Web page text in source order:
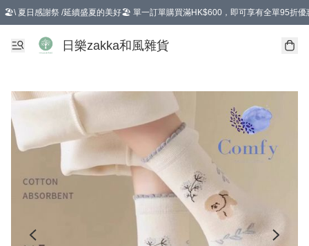
🏖️\ 夏日感謝祭 /延續盛夏的美好🏖️ 單一訂單購買滿HK$600，即可享有全單95折優
選擇GoGoX住宅/工商地址配送，單一訂單消費購物滿HK$680(折扣後），可享有
日樂zakka和風雜貨